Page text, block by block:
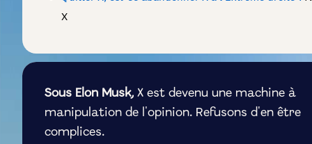
X
Sous Elon Musk, X est devenu une machine à
manipulation de l'opinion. Refusons d'en être
complices.